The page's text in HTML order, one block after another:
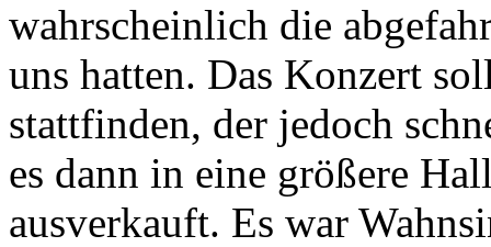
wahrscheinlich die
uns hatten. Das Konzert
stattfinden, der jedoch
es dann in eine größere
ausverkauft. Es war